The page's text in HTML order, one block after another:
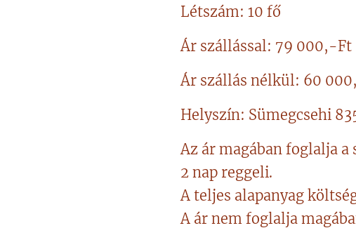
Létszám: 10 fő
Ár szállással: 79 000,-Ft
Ár szállás nélkül: 60
Helyszín: Sümegcsehi
Az ár magában foglalja
2 nap reggeli.
A teljes alapanyag
A ár nem foglalja